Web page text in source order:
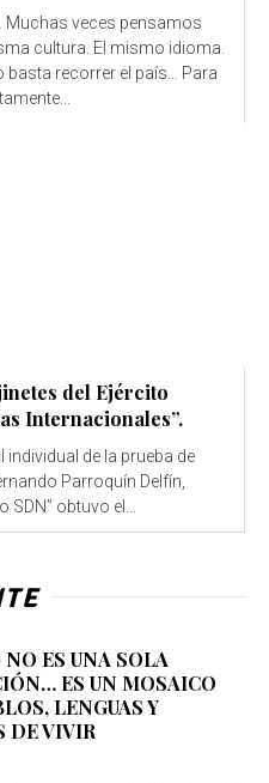
mismo idioma.
del Ejército
Internacionales”.
de la prueba de
Parroquín Delfín,
obtuvo el...
ES UNA SOLA
ES UN MOSAICO
LENGUAS Y
DE VIVIR